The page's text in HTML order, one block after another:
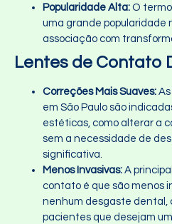
Popularidade Alta: O
uma grande popularidade
associação com
Lentes de Contato
Correções Mais Suaves:
em São Paulo são
estéticas, como alterar a
sem a necessidade de
significativa.
Menos Invasivas: A
contato é que são menos
nenhum desgaste dental,
pacientes que desejam